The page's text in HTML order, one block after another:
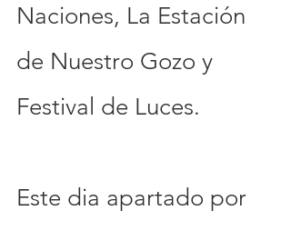
Naciones, La Estación
de Nuestro Gozo y
Festival de Luces.
Este dia apartado por